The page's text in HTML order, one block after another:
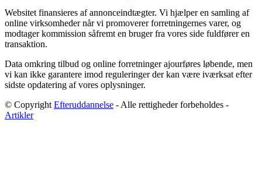
Websitet finansieres af annonceindtægter. Vi hjælper en samling af
online virksomheder når vi promoverer forretningernes varer, og
modtager kommission såfremt en bruger fra vores side fuldfører en
transaktion.
Data omkring tilbud og online forretninger ajourføres løbende, men
vi kan ikke garantere imod reguleringer der kan være iværksat efter
sidste opdatering af vores oplysninger.
© Copyright Efteruddannelse - Alle rettigheder forbeholdes -
Artikler